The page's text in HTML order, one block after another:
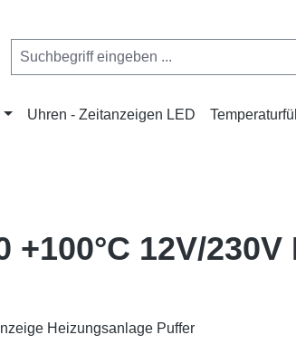
Uhren - Zeitanzeigen LED
+100°C 12V/